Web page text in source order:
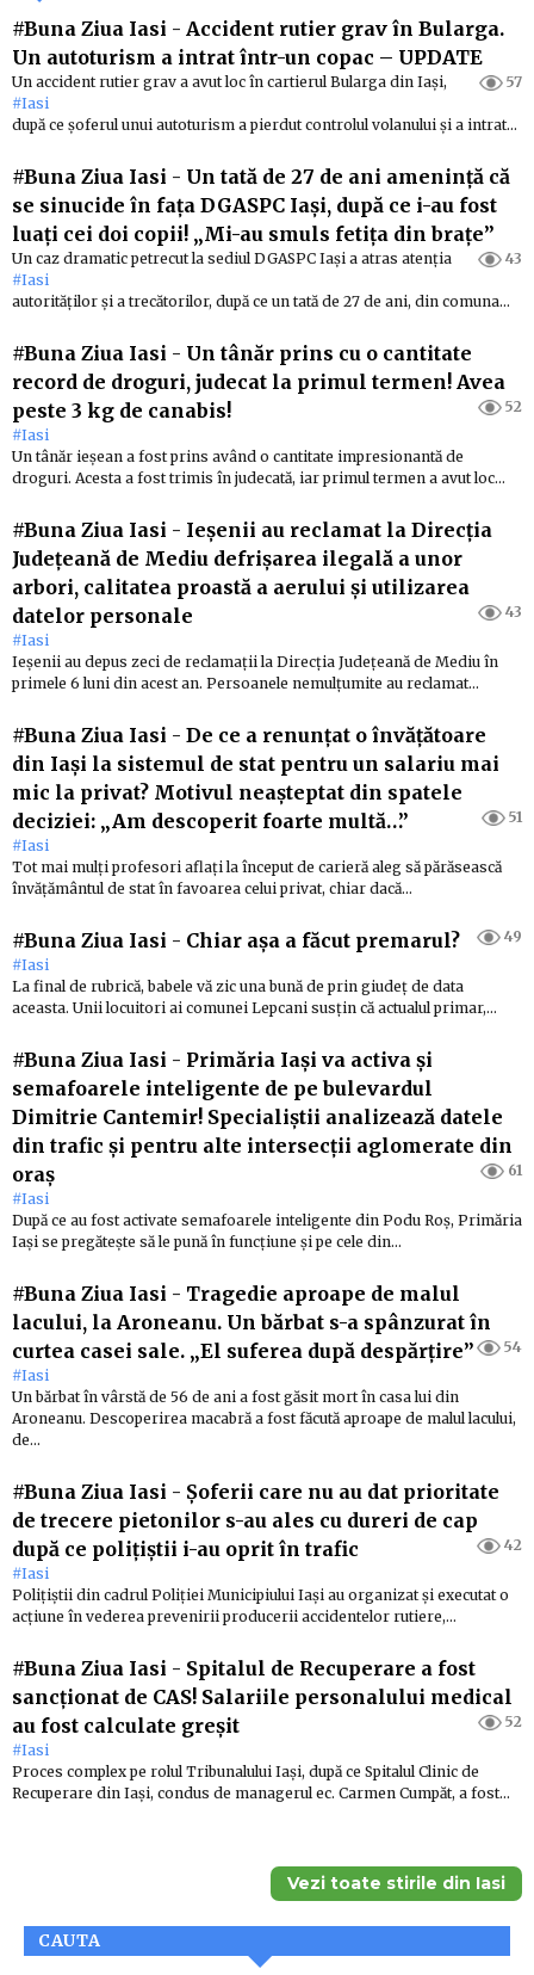
#Buna Ziua Iasi - Accident rutier grav în Bularga.
Un autoturism a intrat într-un copac – UPDATE
57
#Iasi
Un accident rutier grav a avut loc în cartierul Bularga din Iași,
după ce șoferul unui autoturism a pierdut controlul volanului și a intrat…
#Buna Ziua Iasi - Un tată de 27 de ani amenință că
se sinucide în fața DGASPC Iași, după ce i-au fost
luați cei doi copii! „Mi-au smuls fetița din brațe”
43
#Iasi
Un caz dramatic petrecut la sediul DGASPC Iași a atras atenția
autorităților și a trecătorilor, după ce un tată de 27 de ani, din comuna…
#Buna Ziua Iasi - Un tânăr prins cu o cantitate
record de droguri, judecat la primul termen! Avea
peste 3 kg de canabis!
52
#Iasi
Un tânăr ieșean a fost prins având o cantitate impresionantă de
droguri. Acesta a fost trimis în judecată, iar primul termen a avut loc…
#Buna Ziua Iasi - Ieșenii au reclamat la Direcția
Județeană de Mediu defrișarea ilegală a unor
arbori, calitatea proastă a aerului și utilizarea
datelor personale
43
#Iasi
Ieșenii au depus zeci de reclamații la Direcția Județeană de Mediu în
primele 6 luni din acest an. Persoanele nemulțumite au reclamat…
#Buna Ziua Iasi - De ce a renunțat o învățătoare
din Iași la sistemul de stat pentru un salariu mai
mic la privat? Motivul neașteptat din spatele
deciziei: „Am descoperit foarte multă…”
51
#Iasi
Tot mai mulți profesori aflați la început de carieră aleg să părăsească
învățământul de stat în favoarea celui privat, chiar dacă…
#Buna Ziua Iasi - Chiar așa a făcut premarul?
49
#Iasi
La final de rubrică, babele vă zic una bună de prin giudeț de data
aceasta. Unii locuitori ai comunei Lepcani susțin că actualul primar,…
#Buna Ziua Iasi - Primăria Iași va activa și
semafoarele inteligente de pe bulevardul
Dimitrie Cantemir! Specialiștii analizează datele
din trafic și pentru alte intersecții aglomerate din
oraș
61
#Iasi
După ce au fost activate semafoarele inteligente din Podu Roș, Primăria
Iași se pregătește să le pună în funcțiune și pe cele din…
#Buna Ziua Iasi - Tragedie aproape de malul
lacului, la Aroneanu. Un bărbat s-a spânzurat în
curtea casei sale. „El suferea după despărțire”
54
#Iasi
Un bărbat în vârstă de 56 de ani a fost găsit mort în casa lui din
Aroneanu. Descoperirea macabră a fost făcută aproape de malul lacului,
de…
#Buna Ziua Iasi - Șoferii care nu au dat prioritate
de trecere pietonilor s-au ales cu dureri de cap
după ce polițiștii i-au oprit în trafic
42
#Iasi
Polițiștii din cadrul Poliției Municipiului Iași au organizat și executat o
acțiune în vederea prevenirii producerii accidentelor rutiere,…
#Buna Ziua Iasi - Spitalul de Recuperare a fost
sancționat de CAS! Salariile personalului medical
au fost calculate greșit
52
#Iasi
Proces complex pe rolul Tribunalului Iași, după ce Spitalul Clinic de
Recuperare din Iași, condus de managerul ec. Carmen Cumpăt, a fost…
Vezi toate stirile din Iasi
CAUTA